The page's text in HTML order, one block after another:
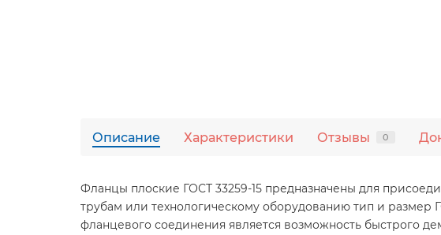
Описание Характеристики Отзывы 0
Фланцы плоские ГОСТ 33259-15 предназначены для
трубам или технологическому оборудованию тип и размер
фланцевого соединения является возможность быстрого